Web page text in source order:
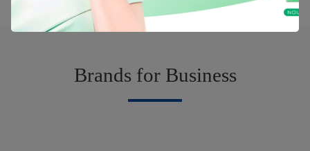
Brands for Business